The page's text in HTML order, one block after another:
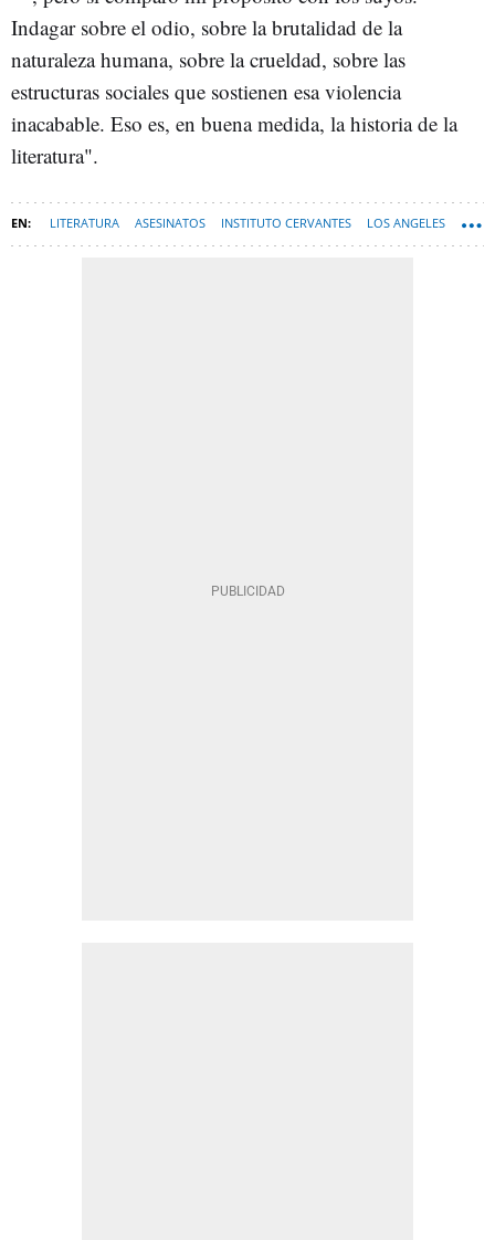
Indagar sobre el odio, sobre la brutalidad de la
naturaleza humana, sobre la crueldad, sobre las
estructuras sociales que sostienen esa violencia
inacabable. Eso es, en buena medida, la historia de la
literatura".
LITERATURA ASESINATOS INSTITUTO CERVANTES LOS ANGELES